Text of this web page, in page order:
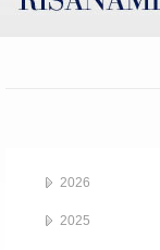
2026
2025